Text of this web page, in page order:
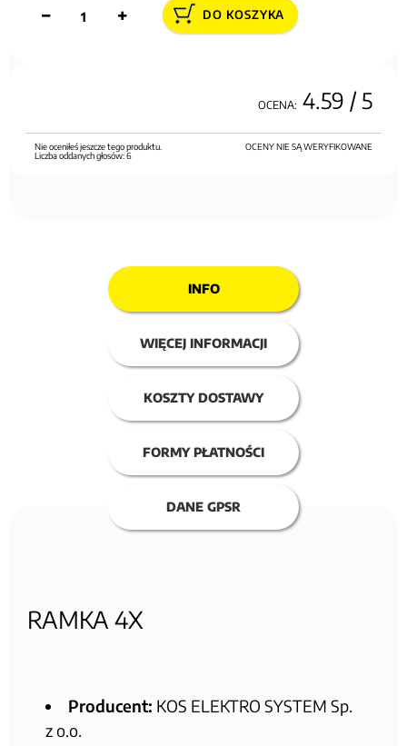
DO KOSZYKA
OCENA: 4.59 / 5
OCENY NIE SĄ WERYFIKOWANE
Nie oceniłeś jeszcze tego produktu.
Liczba oddanych głosów:6
INFO
WIĘCEJ INFORMACJI
KOSZTY DOSTAWY
FORMY PŁATNOŚCI
DANE GPSR
RAMKA 4X
Producent: KOS ELEKTRO SYSTEM Sp.
z o.o.